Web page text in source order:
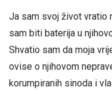
Ja sam svoj život vratio
sam biti baterija u
Shvatio sam da moja
ovise o njihovom
korumpiranih sinoda i